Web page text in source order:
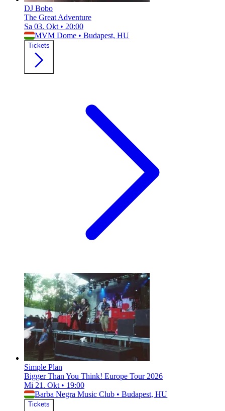
DJ Bobo
The Great Adventure
Sa 03. Okt • 20:00
MVM Dome • Budapest, HU
Tickets
Simple Plan
Bigger Than You Think! Europe Tour 2026
Mi 21. Okt • 19:00
Barba Negra Music Club • Budapest, HU
Tickets